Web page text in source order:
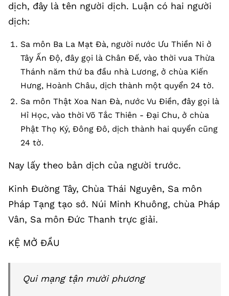
dịch, đây là tên người dịch. Luận có hai người
dịch:
Sa môn Ba La Mạt Đà, người nước Ưu Thiền Ni ở
Tây Ấn Độ, đây gọi là Chân Đế, vào thời vua Thừa
Thánh năm thứ ba đầu nhà Lương, ở chùa Kiến
Hưng, Hoành Châu, dịch thành một quyển 24 tờ.
Sa môn Thật Xoa Nan Đà, nước Vu Điền, đây gọi là
Hỉ Học, vào thời Võ Tắc Thiên - Đại Chu, ở chùa
Phật Thọ Ký, Đông Đô, dịch thành hai quyển cũng
24 tờ.
Nay lấy theo bản dịch của người trước.
Kinh Đường Tây, Chùa Thái Nguyên, Sa môn
Pháp Tạng tạo sớ. Núi Minh Khuông, chùa Pháp
Vân, Sa môn Đức Thanh trực giải.
KỆ MỞ ĐẦU
Qui mạng tận mười phương